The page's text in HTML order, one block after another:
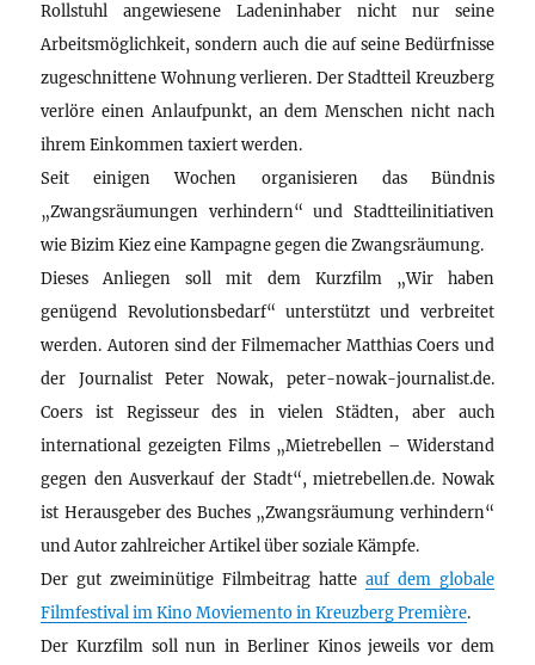
Rollstuhl angewiesene Ladeninhaber nicht nur seine
Arbeitsmöglichkeit, sondern auch die auf seine Bedürfnisse
zugeschnittene Wohnung verlieren. Der Stadtteil Kreuzberg
verlöre einen Anlaufpunkt, an dem Menschen nicht nach
ihrem Einkommen taxiert werden.
Seit einigen Wochen organisieren das Bündnis
„Zwangsräumungen verhindern“ und Stadtteilinitiativen
wie Bizim Kiez eine Kampagne gegen die Zwangsräumung.
Dieses Anliegen soll mit dem Kurzfilm „Wir haben
genügend Revolutionsbedarf“ unterstützt und verbreitet
werden. Autoren sind der Filmemacher Matthias Coers und
der Journalist Peter Nowak, peter-nowak-journalist.de.
Coers ist Regisseur des in vielen Städten, aber auch
international gezeigten Films „Mietrebellen – Widerstand
gegen den Ausverkauf der Stadt“, mietrebellen.de. Nowak
ist Herausgeber des Buches „Zwangsräumung verhindern“
und Autor zahlreicher Artikel über soziale Kämpfe.
Der gut zweiminütige Filmbeitrag hatte auf dem globale
Filmfestival im Kino Moviemento in Kreuzberg Première.
Der Kurzfilm soll nun in Berliner Kinos jeweils vor dem